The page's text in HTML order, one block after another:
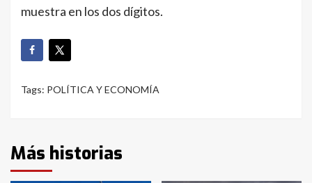
muestra en los dos dígitos.
Tags: POLÍTICA Y ECONOMÍA
Más historias